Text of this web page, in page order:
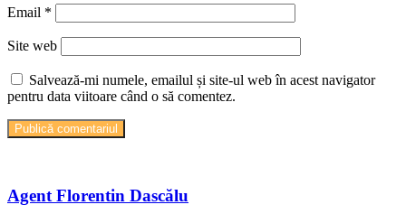
Email *
Site web
Salvează-mi numele, emailul și site-ul web în acest navigator
pentru data viitoare când o să comentez.
Agent Florentin Dascălu